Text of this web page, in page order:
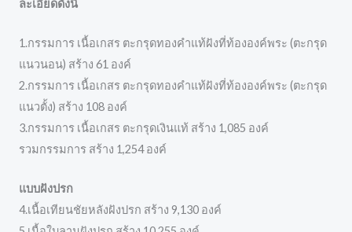
ละเอียดดังนี้
1.กรรมการ เนื้อเกสร ตะกรุดทองคำแท้ฝังที่ท้ององค์พระ (ตะกรุด
แนวนอน) สร้าง 61 องค์
2.กรรมการ เนื้อเกสร ตะกรุดทองคำแท้ฝังที่ท้ององค์พระ (ตะกรุด
แนวตั้ง) สร้าง 108 องค์
3.กรรมการ เนื้อเกสร ตะกรุดเงินแท้ สร้าง 1,085 องค์
รวมกรรมการ สร้าง 1,254 องค์
แบบฝังปรก
4.เนื้อเทียนชัยหลังฝังปรก สร้าง 9,130 องค์